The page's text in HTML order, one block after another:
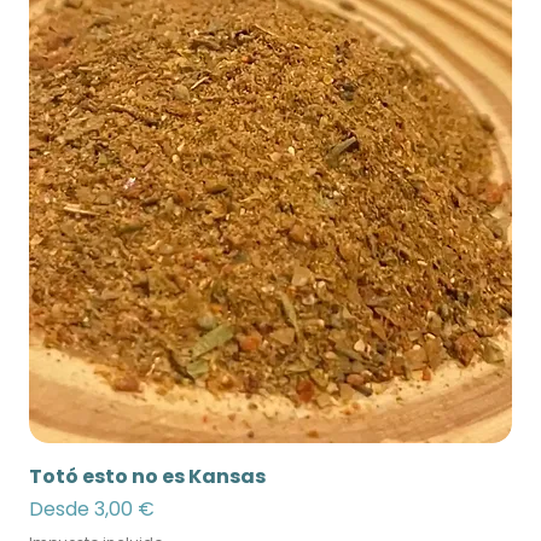
Totó esto no es Kansas
Desde 3,00 €
Precio de oferta